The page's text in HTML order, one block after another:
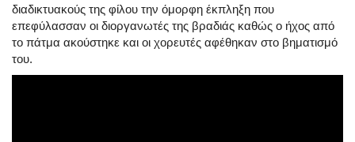
διαδικτυακούς της φίλου την όμορφη έκπληξη που
επεφύλασσαν οι διοργανωτές της βραδιάς καθώς ο ήχος από
το πάτμα ακούστηκε και οι χορευτές αφέθηκαν στο βηματισμό
του.